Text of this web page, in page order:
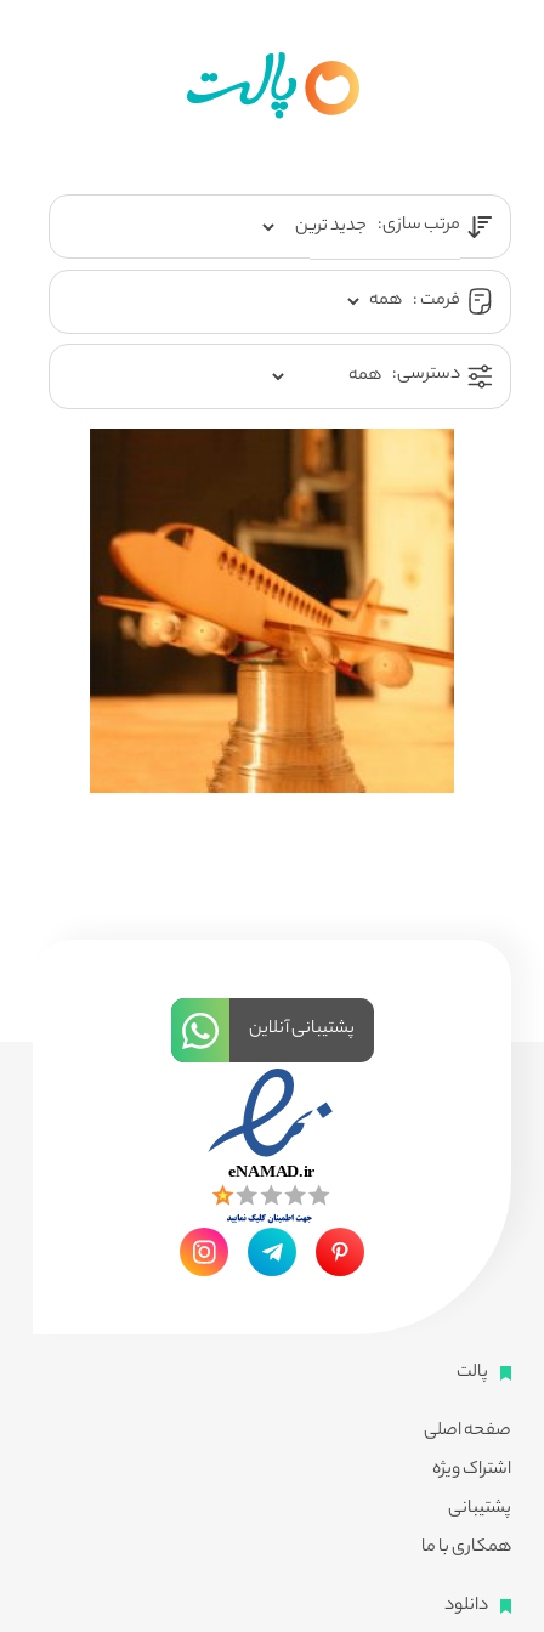
مرتب سازی:
فرمت :
دسترسی:
پالت
صفحه اصلی
اشتراک ویژه
پشتیبانی
همکاری با ما
دانلود
پشتیبانی آنلاین